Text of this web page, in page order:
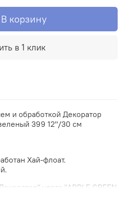
В корзину
в 1 клик
и обработкой Декоратор
399 12"/30 см
Хай-флоат.
цвета "APPLE GREEN
имеют мягкий блик.